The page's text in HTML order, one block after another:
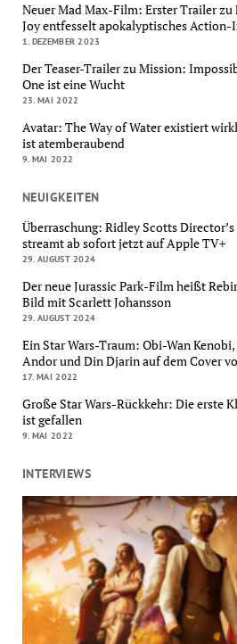
Neuer Mad Max-Film: Erster Trailer
Joy entfesselt apokalyptisches
1. DEZEMBER 2023
Der Teaser-Trailer zu Mission:
One ist eine Wucht
23. MAI 2022
Avatar: The Way of Water existiert
ist atemberaubend
9. MAI 2022
NEUIGKEITEN
Überraschung: Ridley Scotts
streamt ab sofort jetzt auf Apple TV+
29. AUGUST 2024
Der neue Jurassic Park-Film heißt
Bild mit Scarlett Johansson
29. AUGUST 2024
Ein Star Wars-Traum: Obi-Wan
Andor und Din Djarin auf dem Cover
17. MAI 2022
Große Star Wars-Rückkehr: Die erste
ist gefallen
9. MAI 2022
INTERVIEWS